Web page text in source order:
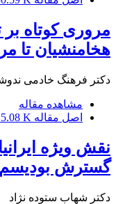
مروری کوتاه
هخامنشیان تا
دکتر فرهنگ خادمی
مشاهده مقاله
اصل مقاله K
نقش ویژه
گسترش
دکتر شهاب ستوده نژاد